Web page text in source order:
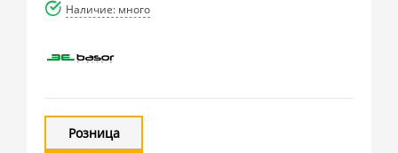
Наличие: много
Розница